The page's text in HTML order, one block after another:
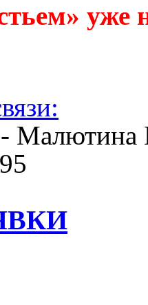
уже
- Малютина